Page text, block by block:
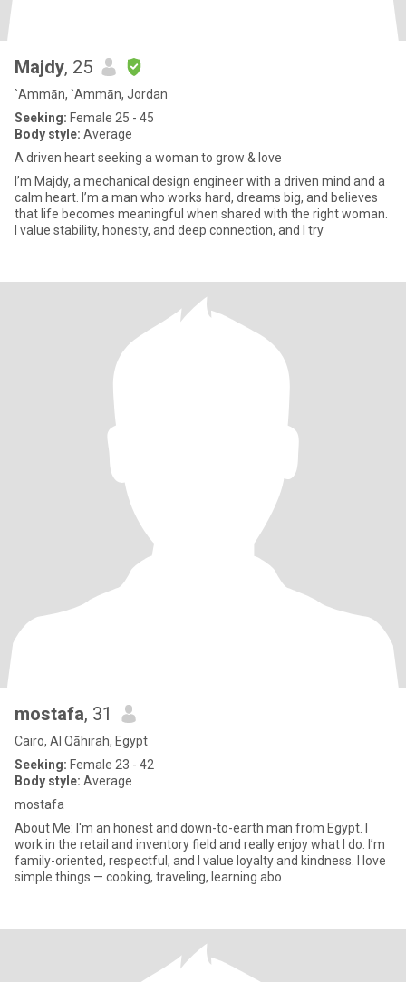
Majdy, 25
`Ammān, `Ammān, Jordan
Seeking: Female 25 - 45
Body style: Average
A driven heart seeking a woman to grow & love
I’m Majdy, a mechanical design engineer with a driven mind and a
calm heart. I’m a man who works hard, dreams big, and believes
that life becomes meaningful when shared with the right woman.
I value stability, honesty, and deep connection, and I try
mostafa, 31
Cairo, Al Qāhirah, Egypt
Seeking: Female 23 - 42
Body style: Average
mostafa
About Me: I'm an honest and down-to-earth man from Egypt. I
work in the retail and inventory field and really enjoy what I do. I’m
family-oriented, respectful, and I value loyalty and kindness. I love
simple things — cooking, traveling, learning abo